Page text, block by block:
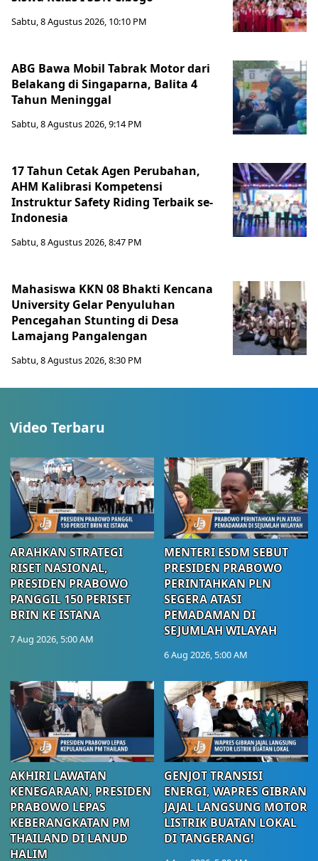
Sabtu, 8 Agustus 2026, 10:10 PM
ABG Bawa Mobil Tabrak Motor dari
Belakang di Singaparna, Balita 4
Tahun Meninggal
Sabtu, 8 Agustus 2026, 9:14 PM
17 Tahun Cetak Agen Perubahan,
AHM Kalibrasi Kompetensi
Instruktur Safety Riding Terbaik se-
Indonesia
Sabtu, 8 Agustus 2026, 8:47 PM
Mahasiswa KKN 08 Bhakti Kencana
University Gelar Penyuluhan
Pencegahan Stunting di Desa
Lamajang Pangalengan
Sabtu, 8 Agustus 2026, 8:30 PM
Video Terbaru
ARAHKAN STRATEGI
RISET NASIONAL,
PRESIDEN PRABOWO
PANGGIL 150 PERISET
BRIN KE ISTANA
7 Aug 2026, 5:00 AM
MENTERI ESDM SEBUT
PRESIDEN PRABOWO
PERINTAHKAN PLN
SEGERA ATASI
PEMADAMAN DI
SEJUMLAH WILAYAH
6 Aug 2026, 5:00 AM
AKHIRI LAWATAN
KENEGARAAN, PRESIDEN
PRABOWO LEPAS
KEBERANGKATAN PM
THAILAND DI LANUD
HALIM
GENJOT TRANSISI
ENERGI, WAPRES GIBRAN
JAJAL LANGSUNG MOTOR
LISTRIK BUATAN LOKAL
DI TANGERANG!